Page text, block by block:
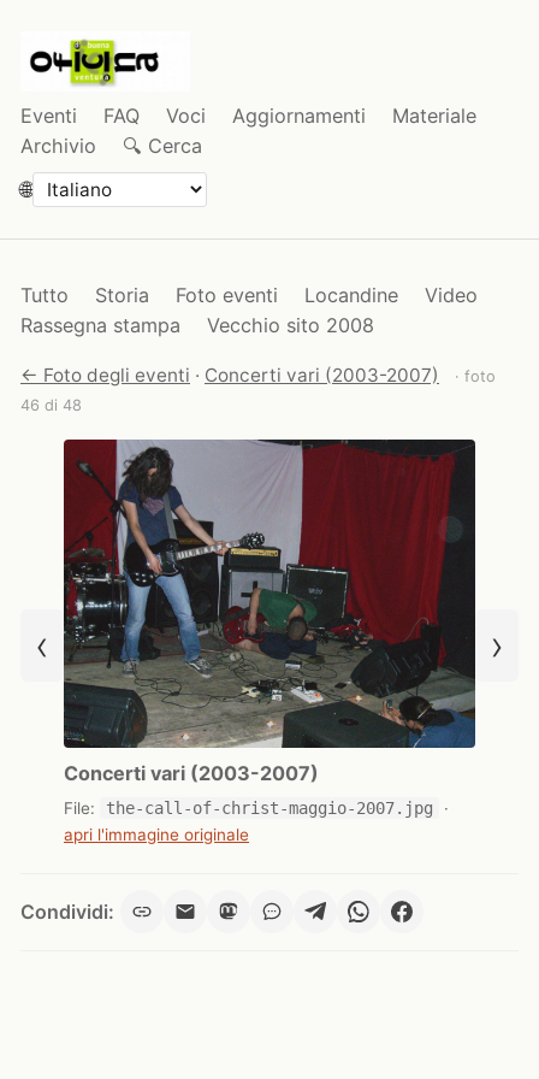
Eventi FAQ Voci Aggiornamenti
Materiale
Archivio
🔍 Cerca
🌐
Tutto Storia Foto eventi Locandine
Video
Rassegna stampa
Vecchio sito 2008
← Foto degli eventi · Concerti vari (2003-2007)
· foto
46 di 48
‹
Concerti vari (2003-2007)
File: the-call-of-christ-maggio-2007.jpg
·
apri l'immagine originale
›
Condividi: